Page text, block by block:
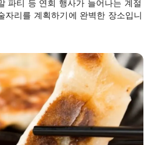
파티 등 연회 행사가 늘어나는 계절
자리를 계획하기에 완벽한 장소입니